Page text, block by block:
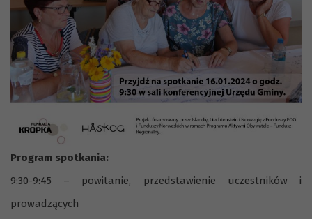
Program spotkania:
9:30-9:45 – powitanie, przedstawienie uczestników i
prowadzących